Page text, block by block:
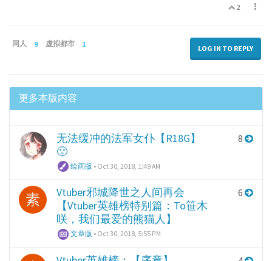
2
同人 9 虚拟都市 1 LOG IN TO REPLY
更多本版内容
无法缓冲的法军女仆【R18G】
🙁
绘画版 • Oct 30, 2018, 1:49 AM
8
素
Vtuber邪城降世之人间再会
【Vtuber英雄榜特别篇：To笹木
咲，我们最爱的熊猫人】
文章版 • Oct 30, 2018, 5:55 PM
6